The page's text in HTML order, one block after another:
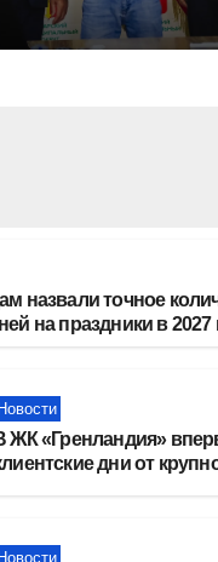
назвали точное
на праздники в 2027
Новости
ЖК «Гренландия»
дни от
Новости